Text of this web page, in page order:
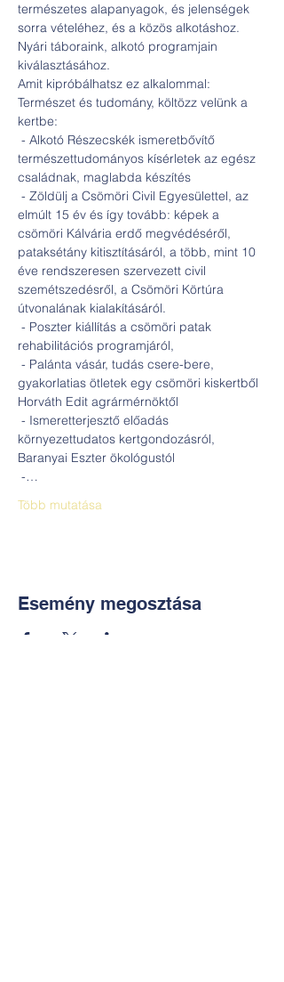
természetes alapanyagok, és jelenségek
sorra vételéhez, és a közös alkotáshoz.
Nyári táboraink, alkotó programjain
kiválasztásához.
Amit kipróbálhatsz ez alkalommal:
Természet és tudomány, költözz velünk a
kertbe:
természettudományos kísérletek az egész
családnak, maglabda készítés
elmúlt 15 év és így tovább: képek a
csömöri Kálvária erdő megvédéséről,
pataksétány kitisztításáról, a több, mint 10
éve rendszeresen szervezett civil
szemétszedésről, a Csömöri Körtúra
útvonalának kialakításáról.
rehabilitációs programjáról,
gyakorlatias ötletek egy csömöri kiskertből
Horváth Edit agrármérnöktől
környezettudatos kertgondozásról,
Baranyai Eszter ökológustól
-…
Több mutatása
Esemény megosztása